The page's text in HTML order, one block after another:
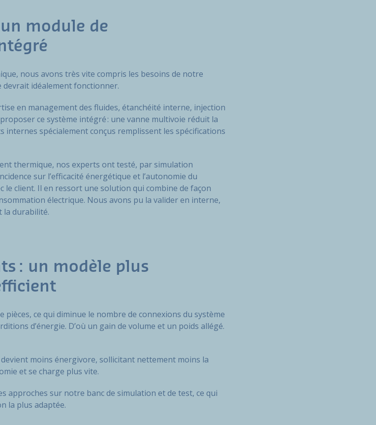
module de
nous avons très vite compris les besoins de notre
devrait idéalement fonctionner.
en management des fluides, étanchéité interne, injection
ce système intégré : une vanne multivoie réduit la
internes spécialement conçus remplissent les spécifications
thermique, nos experts ont testé, par simulation
sur l’efficacité énergétique et l’autonomie du
le client. Il en ressort une solution qui combine de façon
électrique. Nous avons pu la valider en interne,
la durabilité.
: un modèle plus
ce qui diminue le nombre de connexions du système
d’énergie. D’où un gain de volume et un poids allégé.
moins énergivore, sollicitant nettement moins la
et se charge plus vite.
approches sur notre banc de simulation et de test, ce qui
la plus adaptée.